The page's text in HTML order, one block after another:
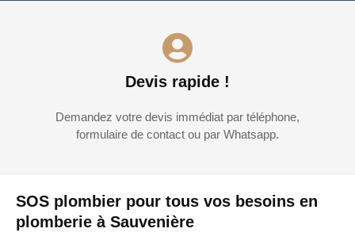
SOS plombier pour tous vos besoins en
plomberie à Sauvenière
Devis rapide !
Demandez votre devis immédiat par téléphone,
formulaire de contact ou par Whatsapp.